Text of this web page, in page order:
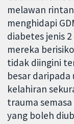
melawan
menghidapi
diabetes jenis
mereka
tidak diingini
besar
kelahiran
trauma
yang boleh